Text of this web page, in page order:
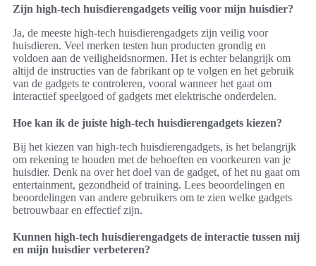
Zijn high-tech huisdierengadgets veilig voor mijn huisdier?
Ja, de meeste high-tech huisdierengadgets zijn veilig voor
huisdieren. Veel merken testen hun producten grondig en
voldoen aan de veiligheidsnormen. Het is echter belangrijk om
altijd de instructies van de fabrikant op te volgen en het gebruik
van de gadgets te controleren, vooral wanneer het gaat om
interactief speelgoed of gadgets met elektrische onderdelen.
Hoe kan ik de juiste high-tech huisdierengadgets kiezen?
Bij het kiezen van high-tech huisdierengadgets, is het belangrijk
om rekening te houden met de behoeften en voorkeuren van je
huisdier. Denk na over het doel van de gadget, of het nu gaat om
entertainment, gezondheid of training. Lees beoordelingen en
beoordelingen van andere gebruikers om te zien welke gadgets
betrouwbaar en effectief zijn.
Kunnen high-tech huisdierengadgets de interactie tussen mij
en mijn huisdier verbeteren?